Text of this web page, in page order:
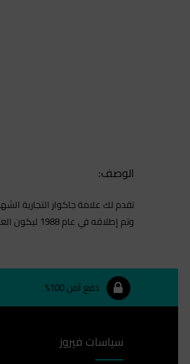
الوصف:
تقدم لك علامة جاكوار التجارية
وتم إطلاقه في عام 1988 ليكون العطر المفضل للعديد من الرجال على مستوى العالم بأسره. يأتيك هذا العطر بقنينة خضراء شفافة بغطاء باللون الفضي والتي تم تصميمها
دفع آمن 100%
سياسات فيروز